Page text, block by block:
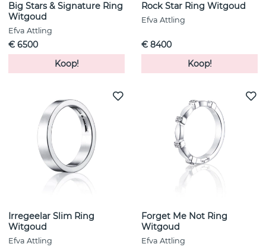
Big Stars & Signature Ring
Witgoud
Efva Attling
€ 6500
Koop!
Rock Star Ring Witgoud
Efva Attling
€ 8400
Koop!
Irregeelar Slim Ring
Witgoud
Efva Attling
Forget Me Not Ring
Witgoud
Efva Attling